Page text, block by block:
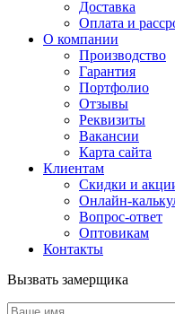
Доставка
Оплата и
О компании
Производство
Гарантия
Портфолио
Отзывы
Реквизиты
Вакансии
Карта сайта
Клиентам
Скидки и
Онлайн-
Вопрос-ответ
Оптовикам
Контакты
Вызвать замерщика